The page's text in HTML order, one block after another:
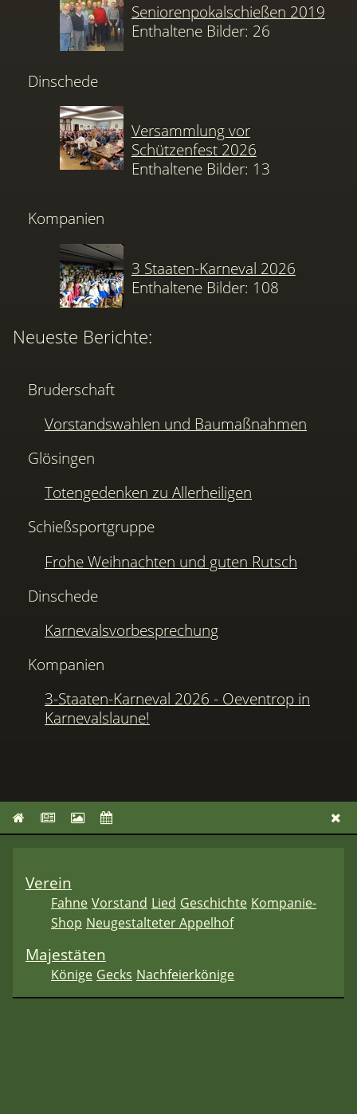
Seniorenpokalschießen 2019
Enthaltene Bilder: 26
Dinschede
Versammlung vor
Schützenfest 2026
Enthaltene Bilder: 13
Kompanien
3 Staaten-Karneval 2026
Enthaltene Bilder: 108
Neueste Berichte:
Bruderschaft
Vorstandswahlen und Baumaßnahmen
Glösingen
Totengedenken zu Allerheiligen
Schießsportgruppe
Frohe Weihnachten und guten Rutsch
Dinschede
Karnevalsvorbesprechung
Kompanien
3-Staaten-Karneval 2026 - Oeventrop in
Karnevalslaune!
Verein
Fahne Vorstand Lied Geschichte Kompanie-
Shop Neugestalteter Appelhof
Majestäten
Könige Gecks Nachfeierkönige